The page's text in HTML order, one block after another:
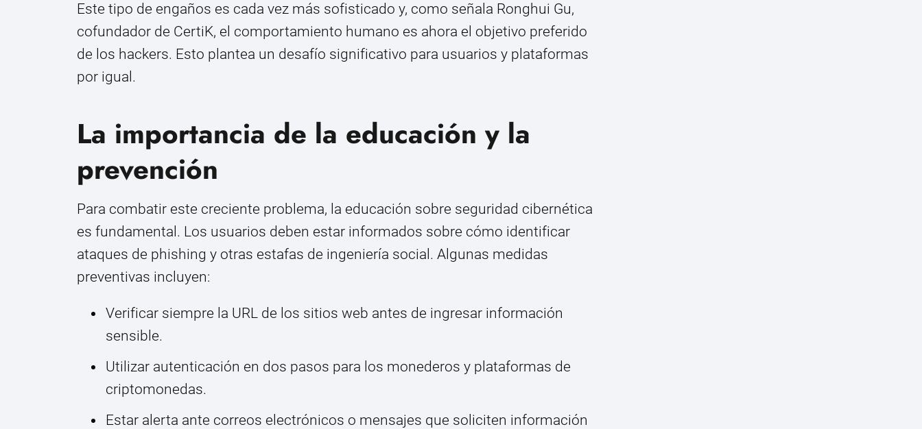
Este tipo de engaños es cada vez más sofisticado y, como señala Ronghui Gu,
cofundador de CertiK, el comportamiento humano es ahora el objetivo preferido
de los hackers. Esto plantea un desafío significativo para usuarios y plataformas
por igual.
La importancia de la educación y la
prevención
Para combatir este creciente problema, la educación sobre seguridad cibernética
es fundamental. Los usuarios deben estar informados sobre cómo identificar
ataques de phishing y otras estafas de ingeniería social. Algunas medidas
preventivas incluyen:
Verificar siempre la URL de los sitios web antes de ingresar información
sensible.
Utilizar autenticación en dos pasos para los monederos y plataformas de
criptomonedas.
Estar alerta ante correos electrónicos o mensajes que soliciten información